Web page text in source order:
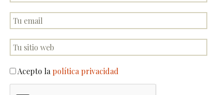
Acepto lapolítica privacidad